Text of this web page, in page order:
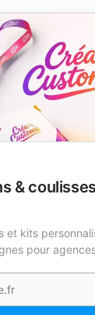
&
et kits
pour
Mini-